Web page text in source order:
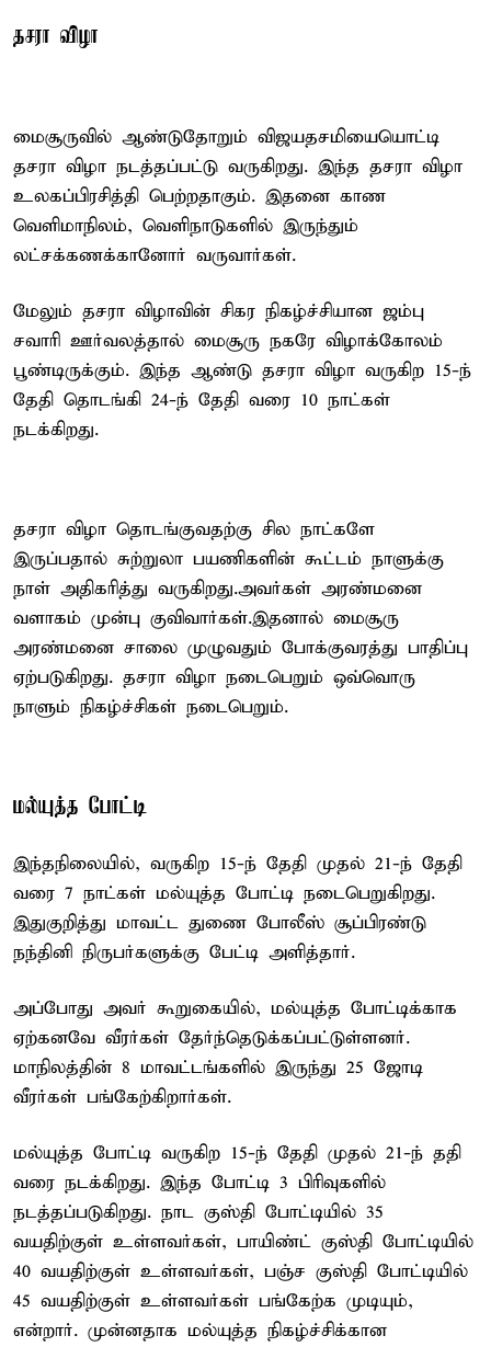
தசரா விழா
மைசூருவில் ஆண்டுதோறும் விஜயதசமியையொட்டி
தசரா விழா நடத்தப்பட்டு வருகிறது. இந்த தசரா விழா
உலகப்பிரசித்தி பெற்றதாகும். இதனை காண
வெளிமாநிலம், வெளிநாடுகளில் இருந்தும்
லட்சக்கணக்கானோர் வருவார்கள்.
மேலும் தசரா விழாவின் சிகர நிகழ்ச்சியான ஜம்பு
சவாரி ஊர்வலத்தால் மைசூரு நகரே விழாக்கோலம்
பூண்டிருக்கும். இந்த ஆண்டு தசரா விழா வருகிற 15-ந்
தேதி தொடங்கி 24-ந் தேதி வரை 10 நாட்கள்
நடக்கிறது.
தசரா விழா தொடங்குவதற்கு சில நாட்களே
இருப்பதால் சுற்றுலா பயணிகளின் கூட்டம் நாளுக்கு
நாள் அதிகரித்து வருகிறது.அவர்கள் அரண்மனை
வளாகம் முன்பு குவிவார்கள்.இதனால் மைசூரு
அரண்மனை சாலை முழுவதும் போக்குவரத்து பாதிப்பு
ஏற்படுகிறது. தசரா விழா நடைபெறும் ஒவ்வொரு
நாளும் நிகழ்ச்சிகள் நடைபெறும்.
மல்யுத்த போட்டி
இந்தநிலையில், வருகிற 15-ந் தேதி முதல் 21-ந் தேதி
வரை 7 நாட்கள் மல்யுத்த போட்டி நடைபெறுகிறது.
இதுகுறித்து மாவட்ட துணை போலீஸ் சூப்பிரண்டு
நந்தினி நிருபர்களுக்கு பேட்டி அளித்தார்.
அப்போது அவர் கூறுகையில், மல்யுத்த போட்டிக்காக
ஏற்கனவே வீரர்கள் தேர்ந்தெடுக்கப்பட்டுள்ளனர்.
மாநிலத்தின் 8 மாவட்டங்களில் இருந்து 25 ஜோடி
வீரர்கள் பங்கேற்கிறார்கள்.
மல்யுத்த போட்டி வருகிற 15-ந் தேதி முதல் 21-ந் ததி
வரை நடக்கிறது. இந்த போட்டி 3 பிரிவுகளில்
நடத்தப்படுகிறது. நாட குஸ்தி போட்டியில் 35
வயதிற்குள் உள்ளவர்கள், பாயிண்ட் குஸ்தி போட்டியில்
40 வயதிற்குள் உள்ளவர்கள், பஞ்ச குஸ்தி போட்டியில்
45 வயதிற்குள் உள்ளவர்கள் பங்கேற்க முடியும்,
என்றார். முன்னதாக மல்யுத்த நிகழ்ச்சிக்கான